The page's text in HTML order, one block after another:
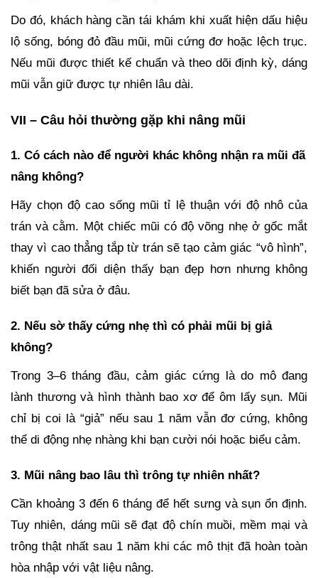
Do đó, khách hàng cần tái khám khi xuất hiện dấu hiệu
lộ sống, bóng đỏ đầu mũi, mũi cứng đơ hoặc lệch trục.
Nếu mũi được thiết kế chuẩn và theo dõi định kỳ, dáng
mũi vẫn giữ được tự nhiên lâu dài.
VII – Câu hỏi thường gặp khi nâng mũi
1. Có cách nào để người khác không nhận ra mũi đã
nâng không?
Hãy chọn độ cao sống mũi tỉ lệ thuận với độ nhô của
trán và cằm. Một chiếc mũi có độ võng nhẹ ở gốc mắt
thay vì cao thẳng tắp từ trán sẽ tạo cảm giác “vô hình”,
khiến người đối diện thấy bạn đẹp hơn nhưng không
biết bạn đã sửa ở đâu.
2. Nếu sờ thấy cứng nhẹ thì có phải mũi bị giả
không?
Trong 3–6 tháng đầu, cảm giác cứng là do mô đang
lành thương và hình thành bao xơ để ôm lấy sụn. Mũi
chỉ bị coi là “giả” nếu sau 1 năm vẫn đơ cứng, không
thể di động nhẹ nhàng khi bạn cười nói hoặc biểu cảm.
3. Mũi nâng bao lâu thì trông tự nhiên nhất?
Cần khoảng 3 đến 6 tháng để hết sưng và sụn ổn định.
Tuy nhiên, dáng mũi sẽ đạt độ chín muồi, mềm mại và
trông thật nhất sau 1 năm khi các mô thịt đã hoàn toàn
hòa nhập với vật liệu nâng.